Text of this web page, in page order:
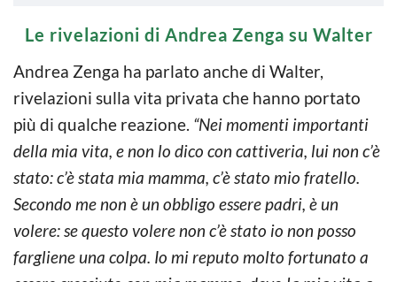
Le rivelazioni di Andrea Zenga su Walter
Andrea Zenga ha parlato anche di Walter,
rivelazioni sulla vita privata che hanno portato
più di qualche reazione. “Nei momenti importanti
della mia vita, e non lo dico con cattiveria, lui non c’è
stato: c’è stata mia mamma, c’è stato mio fratello.
Secondo me non è un obbligo essere padri, è un
volere: se questo volere non c’è stato io non posso
fargliene una colpa. Io mi reputo molto fortunato a